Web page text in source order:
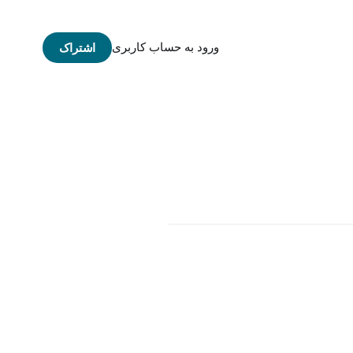
ورود به حساب کاربری اشتراک